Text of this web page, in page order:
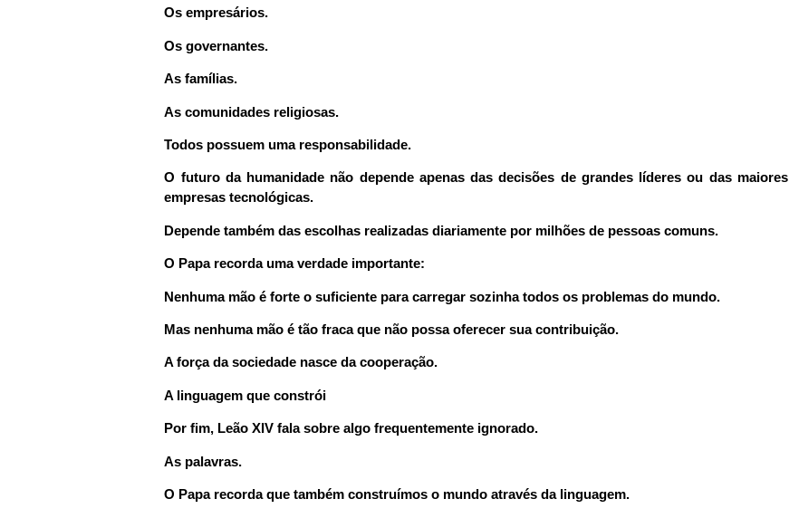
Os empresários.
Os governantes.
As famílias.
As comunidades religiosas.
Todos possuem uma responsabilidade.
O futuro da humanidade não depende apenas das decisões de grandes líderes ou das maiores
empresas tecnológicas.
Depende também das escolhas realizadas diariamente por milhões de pessoas comuns.
O Papa recorda uma verdade importante:
Nenhuma mão é forte o suficiente para carregar sozinha todos os problemas do mundo.
Mas nenhuma mão é tão fraca que não possa oferecer sua contribuição.
A força da sociedade nasce da cooperação.
A linguagem que constrói
Por fim, Leão XIV fala sobre algo frequentemente ignorado.
As palavras.
O Papa recorda que também construímos o mundo através da linguagem.